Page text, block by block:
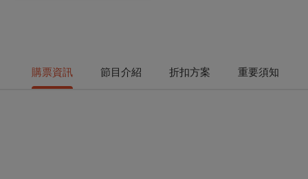
購票資訊 節目介紹 折扣方案 重要須知